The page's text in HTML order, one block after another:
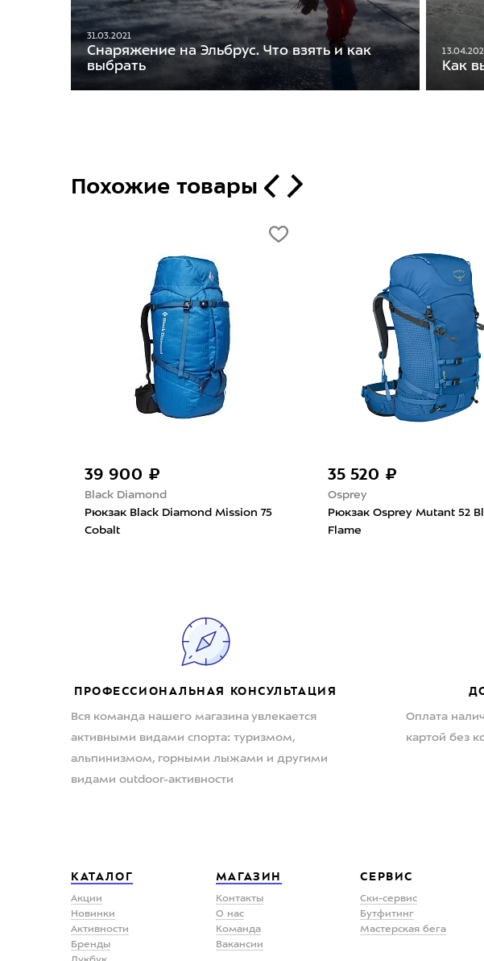
31.03.2021
Снаряжение на Эльбрус. Что взять и как
выбрать
Как
Похожие товары
39 900 ₽
Black Diamond
Рюкзак Black Diamond Mission 75
Cobalt
35 520 ₽
Osprey
Рюкзак Osprey Mutant 52
Flame
ПРОФЕССИОНАЛЬНАЯ КОНСУЛЬТАЦИЯ
Вся команда нашего магазина увлекается
активными видами спорта: туризмом,
альпинизмом, горными лыжами и другими
видами outdoor-активности
Оплата
картой без
КАТАЛОГ
Акции
Новинки
Активности
Бренды
МАГАЗИН
Контакты
О нас
Команда
Вакансии
СЕРВИС
Ски-сервис
Бутфитинг
Мастерская бега